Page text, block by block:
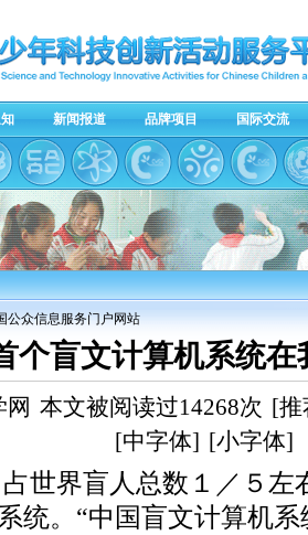
新闻报道 品牌项目 国际交流
公众信息服务门户网站
个盲文计算机系统在
网 本文被阅读过14268次 [
[中字体] [小字体]
界盲人总数１／５左
统。“中国盲文计算机